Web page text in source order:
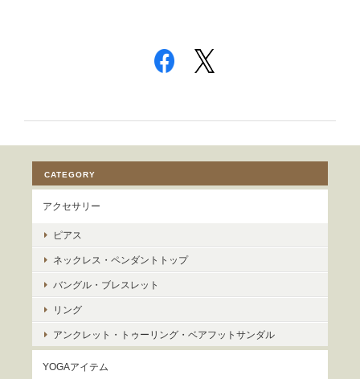
CATEGORY
アクセサリー
ピアス
ネックレス・ペンダントトップ
バングル・ブレスレット
リング
アンクレット・トゥーリング・ベアフットサンダル
YOGAアイテム